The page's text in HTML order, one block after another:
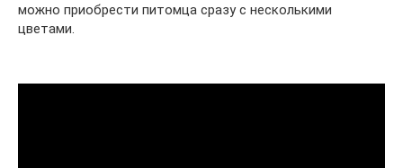
можно приобрести питомца сразу с несколькими
цветами.